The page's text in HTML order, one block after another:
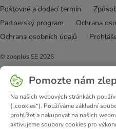
Poštovné a dodací termín
Partnerský program
Ochrana
Ochrana osobních údajů
© zooplus SE 2026
Pomozte nám
Na našich webových stránkách
(„cookies“). Používáme základní
prohlížet a nakupovat na našich
aktivujeme soubory cookies pro